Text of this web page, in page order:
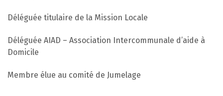
Déléguée titulaire de la Mission Locale
Déléguée AIAD – Association Intercommunale d’aide à
Domicile
Membre élue au comité de Jumelage